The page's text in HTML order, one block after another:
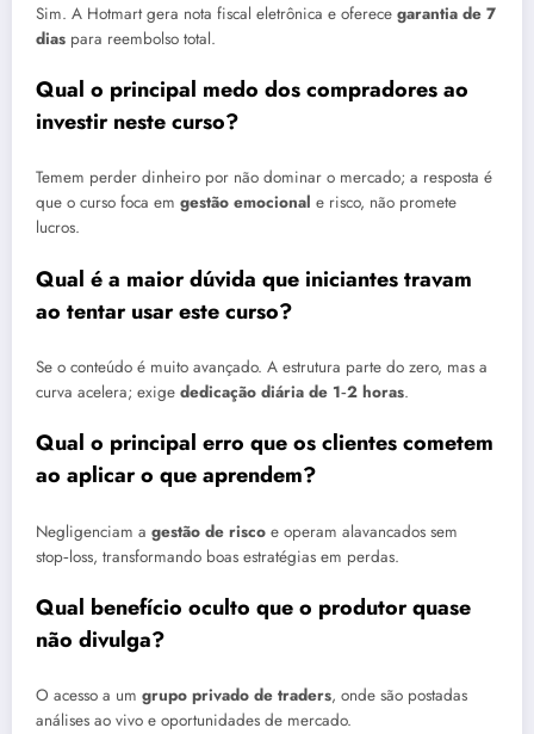
Sim. A Hotmart gera nota fiscal eletrônica e oferece garantia de 7
dias para reembolso total.
Qual o principal medo dos compradores ao
investir neste curso?
Temem perder dinheiro por não dominar o mercado; a resposta é
que o curso foca em gestão emocional e risco, não promete
lucros.
Qual é a maior dúvida que iniciantes travam
ao tentar usar este curso?
Se o conteúdo é muito avançado. A estrutura parte do zero, mas a
curva acelera; exige dedicação diária de 1‑2 horas.
Qual o principal erro que os clientes cometem
ao aplicar o que aprendem?
Negligenciam a gestão de risco e operam alavancados sem
stop‑loss, transformando boas estratégias em perdas.
Qual benefício oculto que o produtor quase
não divulga?
O acesso a um grupo privado de traders, onde são postadas
análises ao vivo e oportunidades de mercado.